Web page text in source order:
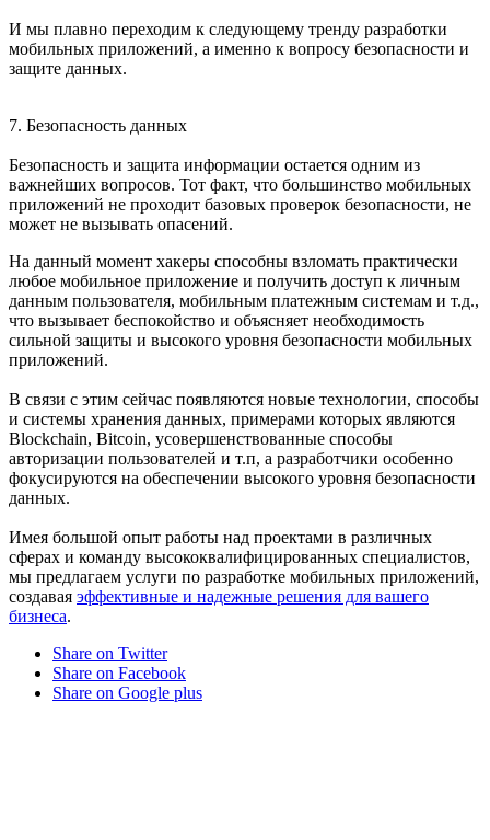
И мы плавно переходим к следующему тренду разработки
мобильных приложений, а именно к вопросу безопасности и
защите данных.
7. Безопасность данных
Безопасность и защита информации остается одним из
важнейших вопросов. Тот факт, что большинство мобильных
приложений не проходит базовых проверок безопасности, не
может не вызывать опасений.
На данный момент хакеры способны взломать практически
любое мобильное приложение и получить доступ к личным
данным пользователя, мобильным платежным системам и т.д.,
что вызывает беспокойство и объясняет необходимость
сильной защиты и высокого уровня безопасности мобильных
приложений.
В связи с этим сейчас появляются новые технологии, способы
и системы хранения данных, примерами которых являются
Blockchain, Bitcoin, усовершенствованные способы
авторизации пользователей и т.п, а разработчики особенно
фокусируются на обеспечении высокого уровня безопасности
данных.
Имея большой опыт работы над проектами в различных
сферах и команду высококвалифицированных специалистов,
мы предлагаем услуги по разработке мобильных приложений,
создавая эффективные и надежные решения для вашего
бизнеса.
Share on Twitter
Share on Facebook
Share on Google plus